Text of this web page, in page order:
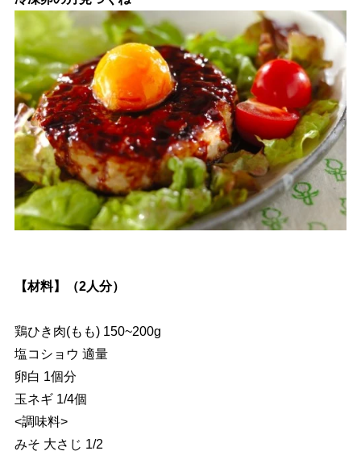
【材料】（2人分）
鶏ひき肉(もも) 150~200g
塩コショウ 適量
卵白 1個分
玉ネギ 1/4個
<調味料>
みそ 大さじ 1/2